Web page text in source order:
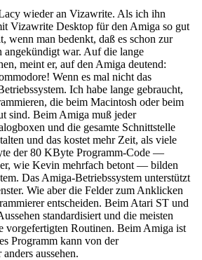
wieder an Vizawrite. Als ich ihn
Vizawrite Desktop für den Amiga so gut
wenn man bedenkt, daß es schon zur
angekündigt war. Auf die lange
meint er, auf den Amiga deutend:
Wenn es mal nicht das
Ich habe lange gebraucht,
die beim Macintosh oder beim
sind. Beim Amiga muß jeder
und die gesamte Schnittstelle
und das kostet mehr Zeit, als viele
der 80 KByte Programm-Code —
wie Kevin mehrfach betont — bilden
Das Amiga-Betriebssystem unterstützt
Wie aber die Felder zum Anklicken
entscheiden. Beim Atari ST und
standardisiert und die meisten
vorgefertigten Routinen. Beim Amiga ist
Programm kann von der
aussehen.